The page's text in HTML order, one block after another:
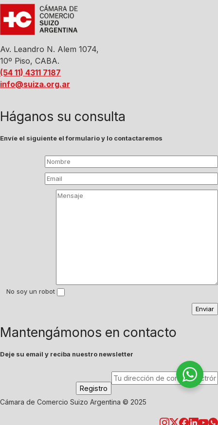
Av. Leandro N. Alem 1074,
10º Piso, CABA.
(54 11) 4311 7187
info@suiza.org.ar
Háganos su consulta
Envíe el siguiente el formulario y lo contactaremos
No soy un robot
Mantengámonos en contacto
Deje su email y reciba nuestro newsletter
Cámara de Comercio Suizo Argentina © 2025